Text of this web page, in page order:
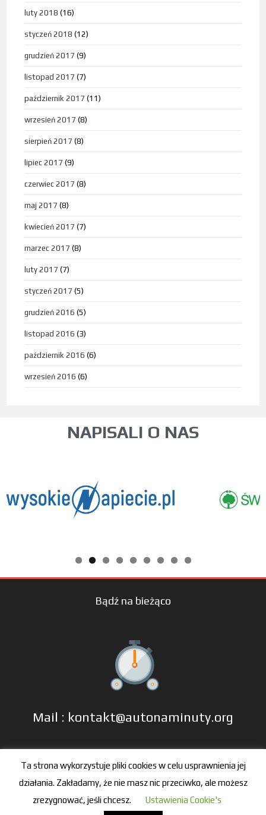
luty 2018 (16)
styczeń 2018 (12)
grudzień 2017 (9)
listopad 2017 (7)
październik 2017 (11)
wrzesień 2017 (8)
sierpień 2017 (8)
lipiec 2017 (9)
czerwiec 2017 (8)
maj 2017 (8)
kwiecień 2017 (7)
marzec 2017 (8)
luty 2017 (7)
styczeń 2017 (5)
grudzień 2016 (5)
listopad 2016 (3)
październik 2016 (6)
wrzesień 2016 (6)
NAPISALI O NAS
Bądź na bieżąco
Mail : kontakt@autonaminuty.org
tel: +48 606 666 993
Ta strona wykorzystuje pliki cookies w celu usprawnienia jej
działania. Zakładamy, że nie masz nic przeciwko, ale możesz
zrezygnować, jeśli chcesz.
Ustawienia Cookie's